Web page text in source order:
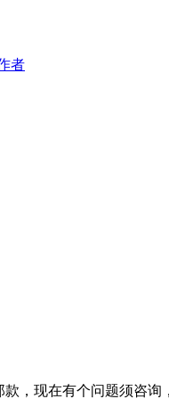
者
，现在有个问题须咨